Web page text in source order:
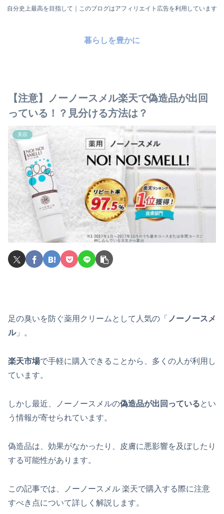
自分史上最高を目指して｜このブログはアフィリエイト広告を利用しています
暮らしを豊かに
【注意】ノーノースメル楽天で偽造品が出回
っている！？見分ける方法は？
美容
足の臭いを防ぐ薬用クリームとして人気の「 ノーノースメ
ル」。
楽天市場で手軽に購入できることから、多くの人が利用し
ています。
しかし最近、ノーノースメルの偽造品が出回っているとい
う情報が寄せられています。
偽造品は、効果がなかったり、皮膚に悪影響を及ぼしたり
する可能性があります。
この記事では、ノーノースメル 楽天で購入する際に注意
すべき点について詳しく解説します。